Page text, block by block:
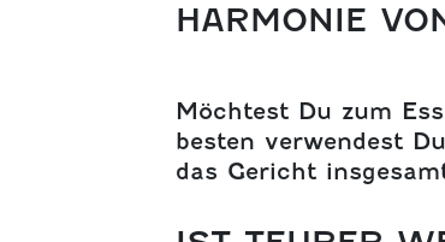
HARMONIE
Möchtest Du zum
besten verwendest
das Gericht